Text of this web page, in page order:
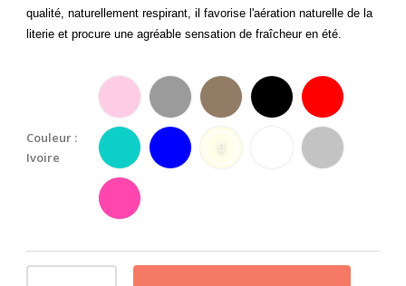
qualité, naturellement respirant, il favorise l'aération naturelle de la
literie et procure une agréable sensation de fraîcheur en été.
Couleur :
Ivoire